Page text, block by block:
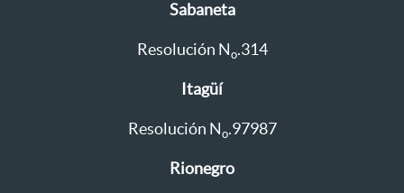
Sabaneta
Resolución N o.314
Itagüí
Resolución N o.97987
Rionegro